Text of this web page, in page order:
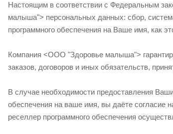
Настоящим в соответствии с Федеральным
малыша"> персональных данных: сбор,
программного обеспечения на Ваше имя, как
Компания <ООО "Здоровье малыша">
заказов, договоров и иных обязательств,
В случае необходимости предоставления
обеспечения на ваше имя, вы даёте согласие
реселлер программного обеспечения